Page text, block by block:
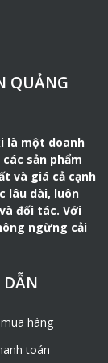
cho chủ
bề
dàng
lớn, rắn
của
tục, ổn
QUẢNG
là một doanh
sản phẩm
và giá cả cạnh
lâu dài, luôn
đối tác. Với
ngừng cải
hàng
toán